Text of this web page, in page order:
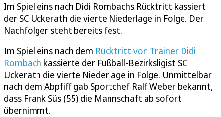
Im Spiel eins nach Didi Rombachs Rücktritt kassiert
der SC Uckerath die vierte Niederlage in Folge. Der
Nachfolger steht bereits fest.
Im Spiel eins nach dem Rücktritt von Trainer Didi
Rombach kassierte der Fußball-Bezirksligist SC
Uckerath die vierte Niederlage in Folge. Unmittelbar
nach dem Abpfiff gab Sportchef Ralf Weber bekannt,
dass Frank Süs (55) die Mannschaft ab sofort
übernimmt.